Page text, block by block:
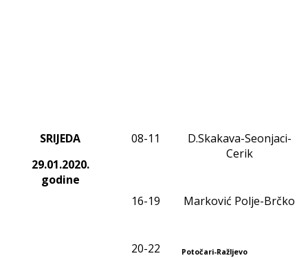
SRIJEDA
29.01.2020.
godine
08-1 1
D.Skakava-Seonjaci-
Cerik
16-19 Marković Polje-Brčko
20-22 Potočari-Ražljevo